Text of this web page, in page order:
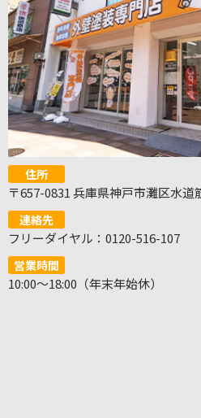
住所
〒657-0831 兵庫県神戸市灘区水道
連絡先
フリーダイヤル：0120-516-107
営業時間
10:00～18:00（年末年始休）